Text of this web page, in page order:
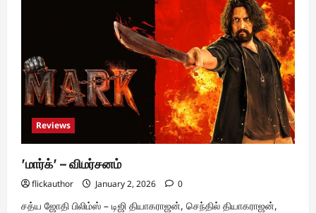
விமர்சனம்
Reviews
’மார்க்’ – விமர்சனம்
flickauthor January 2, 2026 0
சத்ய ஜோதி பிலிம்ஸ் – டிஜி தியாகராஜன், செந்தில் தியாகராஜன்,